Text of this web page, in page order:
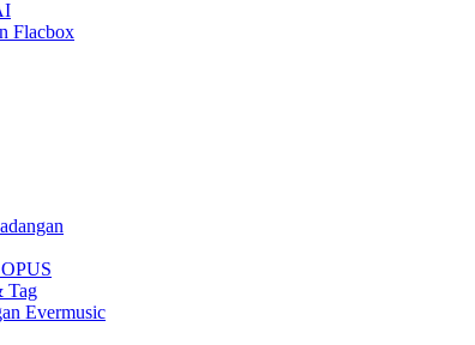
Flacbox
Tag
Evermusic